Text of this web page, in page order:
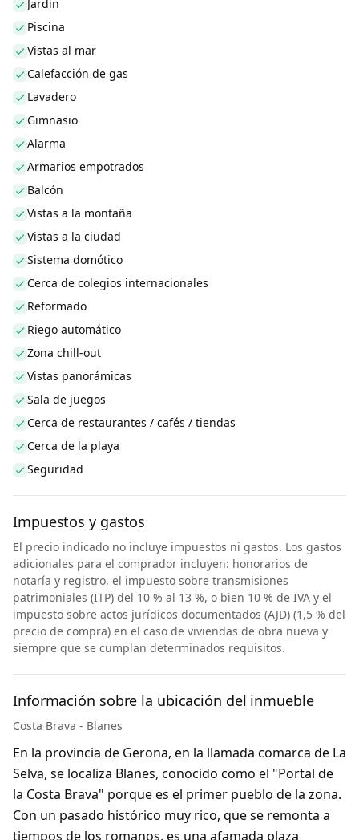
Jardín
Piscina
Vistas al mar
Calefacción de gas
Lavadero
Gimnasio
Alarma
Armarios empotrados
Balcón
Vistas a la montaña
Vistas a la ciudad
Sistema domótico
Cerca de colegios internacionales
Reformado
Riego automático
Zona chill-out
Vistas panorámicas
Sala de juegos
Cerca de restaurantes / cafés / tiendas
Cerca de la playa
Seguridad
Impuestos y gastos
El precio indicado no incluye impuestos ni gastos. Los gastos
adicionales para el comprador incluyen: honorarios de
notaría y registro, el impuesto sobre transmisiones
patrimoniales (ITP) del 10 % al 13 %, o bien 10 % de IVA y el
impuesto sobre actos jurídicos documentados (AJD) (1,5 % del
precio de compra) en el caso de viviendas de obra nueva y
siempre que se cumplan determinados requisitos.
Información sobre la ubicación del inmueble
Costa Brava - Blanes
En la provincia de Gerona, en la llamada comarca de La
Selva, se localiza Blanes, conocido como el "Portal de
la Costa Brava" porque es el primer pueblo de la zona.
Con un pasado histórico muy rico, que se remonta a
tiempos de los romanos, es una afamada plaza